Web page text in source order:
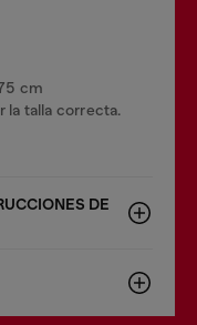
cm
la talla correcta.
DE